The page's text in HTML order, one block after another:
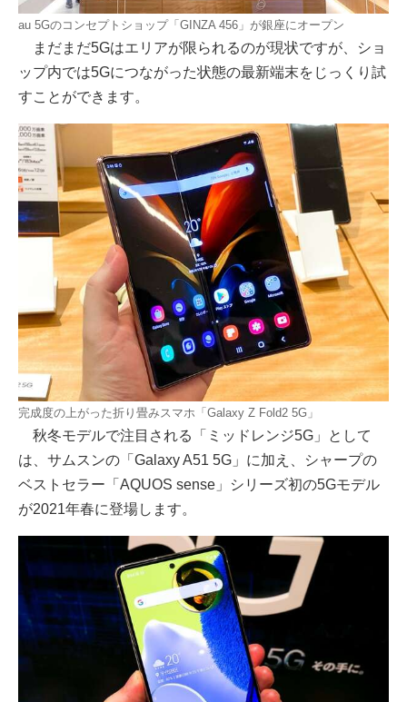
au 5Gのコンセプトショップ「GINZA 456」が銀座にオープン
まだまだ5Gはエリアが限られるのが現状ですが、ショ
ップ内では5Gにつながった状態の最新端末をじっくり試
すことができます。
完成度の上がった折り畳みスマホ「Galaxy Z Fold2 5G」
秋冬モデルで注目される「ミッドレンジ5G」として
は、サムスンの「Galaxy A51 5G」に加え、シャープの
ベストセラー「AQUOS sense」シリーズ初の5Gモデル
が2021年春に登場します。